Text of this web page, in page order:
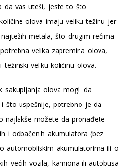
da vas uteši, jeste to što
olova imaju veliku težinu jer
metala, što drugim rečima
velika zapremina olova,
težinski veliku količinu olova.
sakupljanja olova mogli da
što uspešnije, potrebno je da
najlakše možete da pronađete
i odbačenih akumulatora (bez
automobliskim akumulatorima ili o
većih vozila, kamiona ili autobusa